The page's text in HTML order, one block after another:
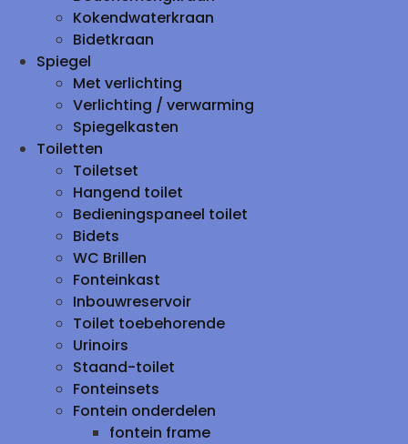
Kokendwaterkraan
Bidetkraan
Spiegel
Met verlichting
Verlichting / verwarming
Spiegelkasten
Toiletten
Toiletset
Hangend toilet
Bedieningspaneel toilet
Bidets
WC Brillen
Fonteinkast
Inbouwreservoir
Toilet toebehorende
Urinoirs
Staand-toilet
Fonteinsets
Fontein onderdelen
fontein frame